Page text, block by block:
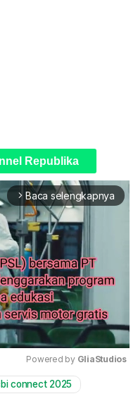
Republika
arrow_forward_ios Baca selengkapnya
Mute
Powered by GliaStudios
connect 2025